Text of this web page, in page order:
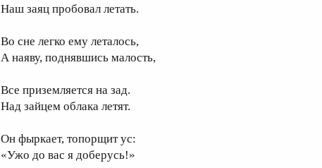
Наш заяц пробовал летать.
Во сне легко ему леталось,
А наяву, поднявшись малость,
Все приземляется на зад.
Над зайцем облака летят.
Он фыркает, топорщит ус:
«Ужо до вас я доберусь!»